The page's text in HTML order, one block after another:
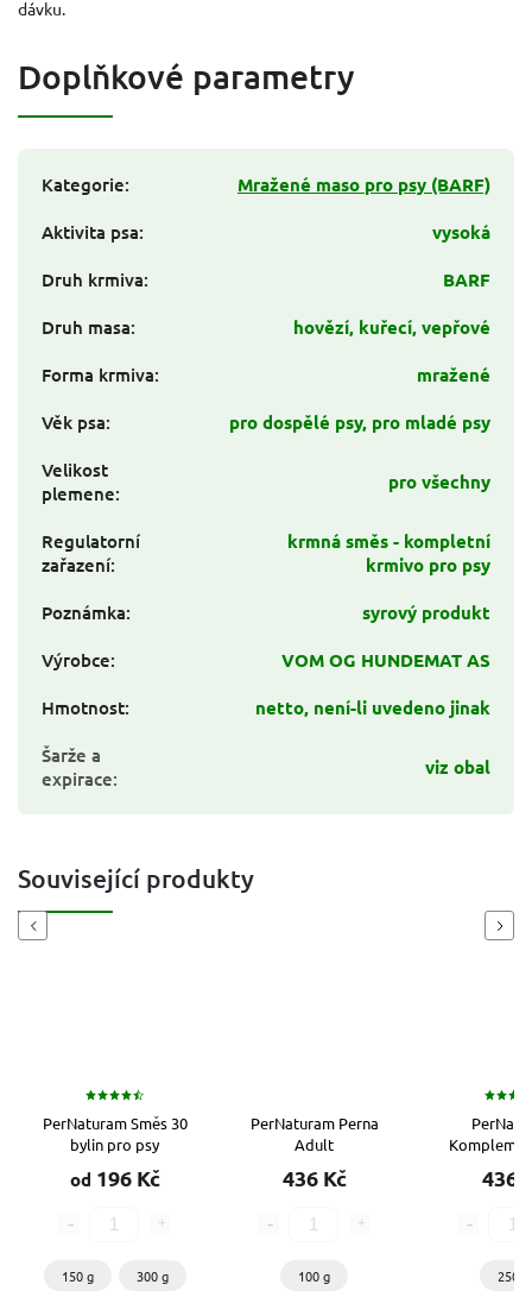
dávku.
Doplňkové parametry
Kategorie:
Mražené maso pro psy (BARF)
Aktivita psa:
vysoká
Druh krmiva:
BARF
Druh masa:
hovězí, kuřecí, vepřové
Forma krmiva:
mražené
Věk psa:
pro dospělé psy, pro mladé psy
Velikost
plemene: pro všechny
Regulatorní
zařazení:
krmná směs - kompletní
krmivo pro psy
Poznámka:
syrový produkt
Výrobce:
VOM OG HUNDEMAT AS
Hmotnost:
netto, není-li uvedeno jinak
Šarže a
expirace: viz obal
Související produkty
Previous
PerNaturam Směs 30
bylin pro psy
od 196 Kč
150 g
300 g
PerNaturam Perna
Adult
436 Kč
100 g
436
250 g
Next